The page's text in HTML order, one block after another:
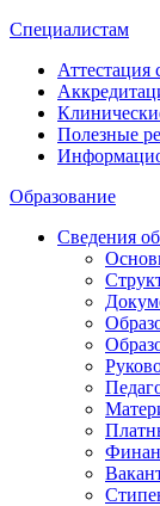
Специалистам
Аттестация
Полезные
Образование
Сведения